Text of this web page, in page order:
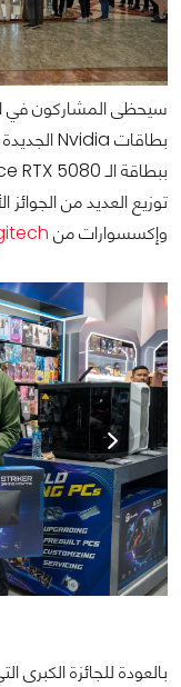
سيحظى المشاركون في
ببطاقة الـ GeForce RTX 5080 من
توزيع العديد من
وإكسسوارات من